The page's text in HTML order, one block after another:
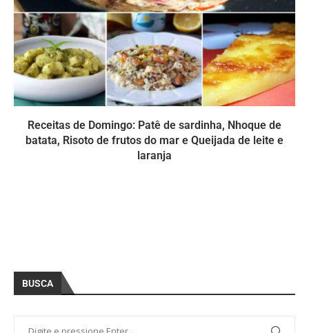
Receitas de Domingo: Patê de sardinha, Nhoque de
batata, Risoto de frutos do mar e Queijada de leite e
laranja
BUSCA